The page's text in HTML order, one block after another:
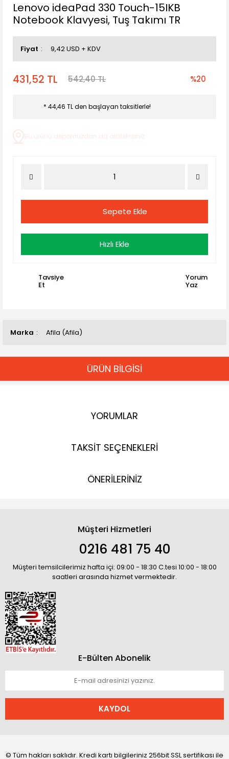
Marka Afila (Afila)
Lenovo ideaPad 330 Touch-15IKB
Notebook Klavyesi, Tuş Takımı TR
Fiyat 9,42 USD + KDV
431,52 TL 542,40 TL %20
* 44,46 TL den başlayan taksitlerle!
Bu ürünü depomuzdan da alabilirsiniz.
Sepete Ekle
Hızlı Ekle
Tavsiye
Et
Yorum
Yaz
ÜRÜN BİLGİSİ
YORUMLAR
TAKSİT SEÇENEKLERİ
ÖNERİLERİNİZ
Müşteri Hizmetleri
0216 481 75 40
Müşteri temsilcilerimiz hafta içi: 09:00 - 18:30 C.tesi 10:00 - 18:00
saatleri arasında hizmet vermektedir.
E-Bülten Abonelik
KAYDOL
© Tüm hakları saklıdır. Kredi kartı bilgileriniz 256bit SSL sertifikası ile